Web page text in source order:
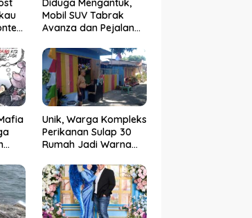
Diduga Mengantuk,
Mobil SUV Tabrak
Avanza dan Pejalan
Pallangga Gowa
Unik, Warga Kompleks
Perikanan Sulap 30
Rumah Jadi Warna